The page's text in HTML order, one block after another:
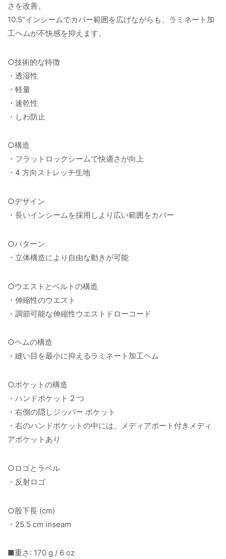
さを改善。
10.5”インシームでカバー範囲を広げながらも、ラミネート加
工ヘムが不快感を抑えます。
○技術的な特徴
・透湿性
・軽量
・速乾性
・しわ防止
○構造
・フラットロックシームで快適さが向上
・4 方向ストレッチ生地
○デザイン
・長いインシームを採用しより広い範囲をカバー
○パターン
・立体構造により自由な動きが可能
○ウエストとベルトの構造
・伸縮性のウエスト
・調節可能な伸縮性ウエストドローコード
○ヘムの構造
・縫い目を最小に抑えるラミネート加工ヘム
○ポケットの構造
・ハンドポケット 2 つ
・右側の隠しジッパー ポケット
・右のハンドポケットの中には、メディアポート付きメディ
アポケットあり
○ロゴとラベル
・反射ロゴ
○股下長 (cm)
・25.5 cm inseam
■重さ: 170 g / 6 oz